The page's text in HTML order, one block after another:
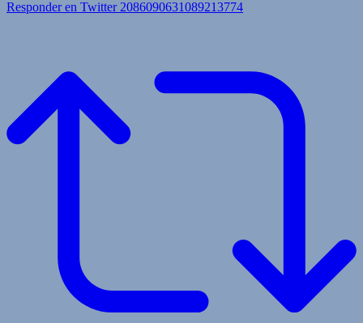
Responder en Twitter 2086090631089213774